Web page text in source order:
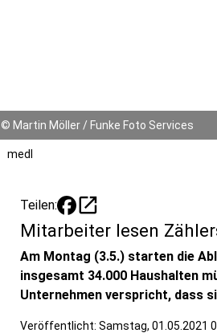
© Martin Möller / Funke Foto Services
medl
Teilen: open_in_new
Mitarbeiter lesen
Am Montag (3.5.) starten die
insgesamt 34.000 Haushalten
Unternehmen verspricht, dass
Veröffentlicht: Samstag, 01.05.2021